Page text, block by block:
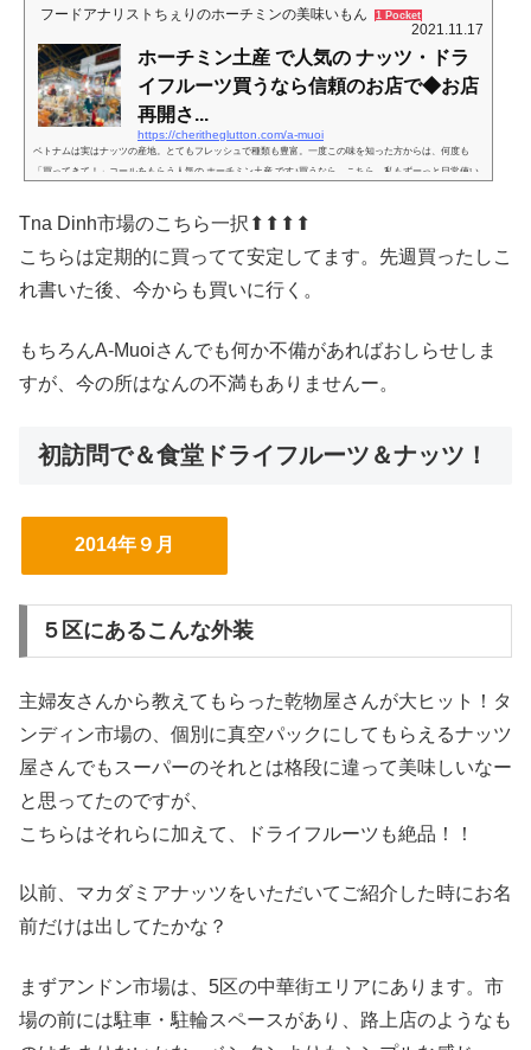
フードアナリストちぇりのホーチミンの美味いもん 1 Pocket
2021.11.17
ホーチミン土産 で人気の ナッツ・ドラ
イフルーツ買うなら信頼のお店で◆お店
再開さ...
https://cheritheglutton.com/a-muoi
ベトナムは実はナッツの産地。とてもフレッシュで種類も豊富。一度この味を知った方からは、何度も
「買ってきて！」コールをもらう人気の ホーチミン土産 です♪買うなら、こちら。私もずーっと日常使い
8月以前から話には聞いた事があったのだけど、中々機会が無くて行ってなかったナッツ屋さん。主婦友さ
んの御用達と言う話を聞いて、やっとこ腰を上げました(^^)ゞ場所は、Hai Ba Trung 通りからThanh DInh市
場の方向に歩いて行くと...
Tna Dinh市場のこちら一択⬆︎⬆︎⬆︎⬆︎
こちらは定期的に買ってて安定してます。先週買ったしこ
れ書いた後、今からも買いに行く。
もちろんA-Muoiさんでも何か不備があればおしらせしま
すが、今の所はなんの不満もありませんー。
初訪問で＆食堂ドライフルーツ＆ナッツ！
2014年９月
５区にあるこんな外装
主婦友さんから教えてもらった乾物屋さんが大ヒット！タ
ンディン市場の、個別に真空パックにしてもらえるナッツ
屋さんでもスーパーのそれとは格段に違って美味しいなー
と思ってたのですが、
こちらはそれらに加えて、ドライフルーツも絶品！！
以前、マカダミアナッツをいただいてご紹介した時にお名
前だけは出してたかな？
まずアンドン市場は、5区の中華街エリアにあります。市
場の前には駐車・駐輪スペースがあり、路上店のようなも